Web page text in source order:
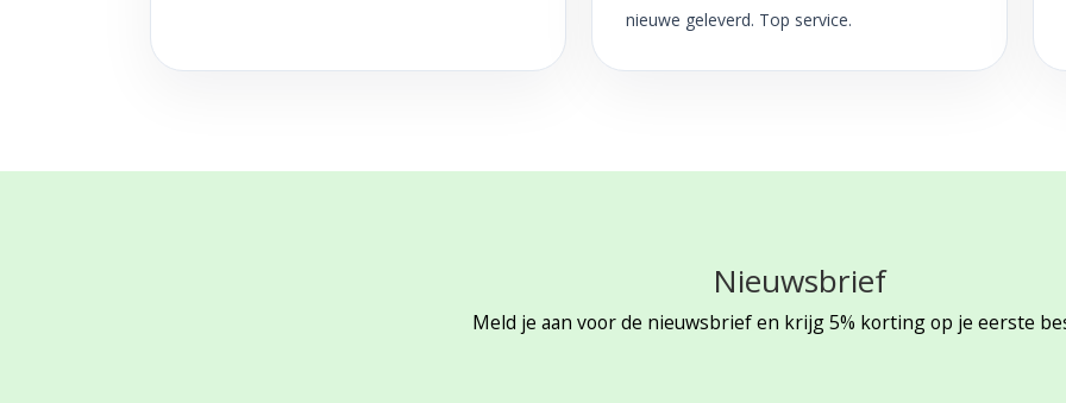
nieuwe geleverd. Top service.
Nieuwsbrief
Meld je aan voor de nieuwsbrief en krijg 5% korting op je eerste